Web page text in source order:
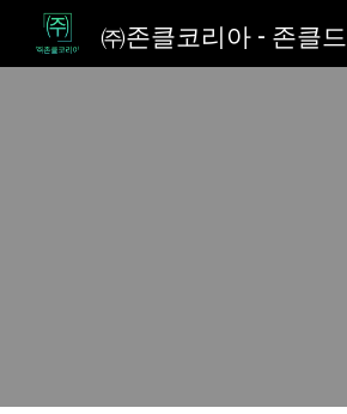
㈜존클코리아 - 존클